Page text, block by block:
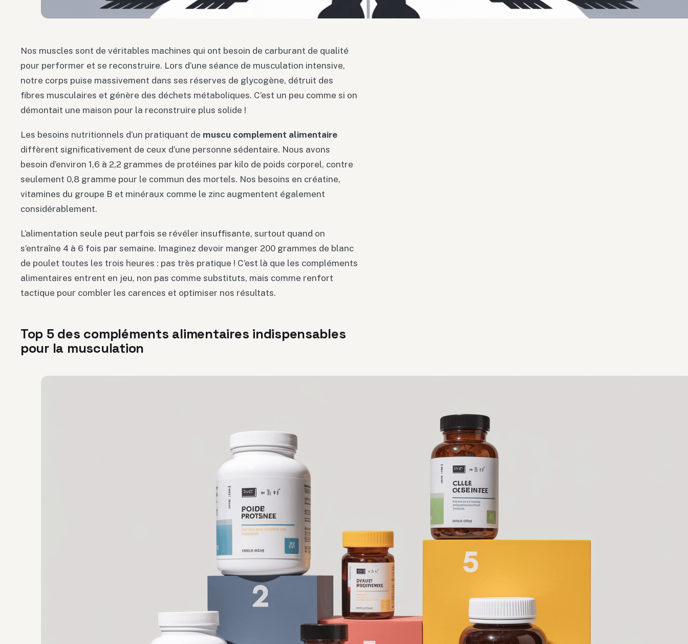
Nos muscles sont de véritables machines qui ont besoin de carburant de qualité
pour performer et se reconstruire. Lors d’une séance de musculation intensive,
notre corps puise massivement dans ses réserves de glycogène, détruit des
fibres musculaires et génère des déchets métaboliques. C’est un peu comme si on
démontait une maison pour la reconstruire plus solide !
Les besoins nutritionnels d’un pratiquant de muscu complement alimentaire
diffèrent significativement de ceux d’une personne sédentaire. Nous avons
besoin d’environ 1,6 à 2,2 grammes de protéines par kilo de poids corporel, contre
seulement 0,8 gramme pour le commun des mortels. Nos besoins en créatine,
vitamines du groupe B et minéraux comme le zinc augmentent également
considérablement.
L’alimentation seule peut parfois se révéler insuffisante, surtout quand on
s’entraîne 4 à 6 fois par semaine. Imaginez devoir manger 200 grammes de blanc
de poulet toutes les trois heures : pas très pratique ! C’est là que les compléments
alimentaires entrent en jeu, non pas comme substituts, mais comme renfort
tactique pour combler les carences et optimiser nos résultats.
Top 5 des compléments alimentaires indispensables
pour la musculation